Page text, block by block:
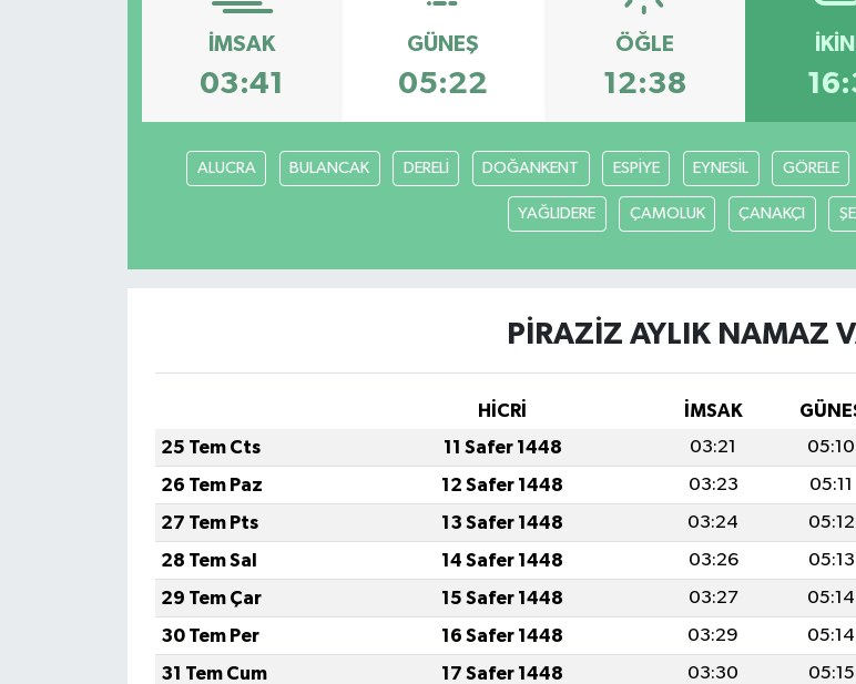
İMSAK
03:41
GÜNEŞ
05:22
ÖĞLE
12:38
ALUCRA BULANCAK DERELİ DOĞANKENT ESPİYE EYNESİL GÖRELE
YAĞLIDERE ÇAMOLUK ÇANAKÇI
PİRAZİZ AYLIK NAMAZ
HİCRİ İMSAK
25 Tem Cts
11 Safer 1448 03:21 05:10
26 Tem Paz
12 Safer 1448 03:23 05:11
27 Tem Pts
13 Safer 1448 03:24 05:12
28 Tem Sal
14 Safer 1448 03:26 05:13
29 Tem Çar
15 Safer 1448 03:27 05:14
30 Tem Per
16 Safer 1448 03:29 05:14
31 Tem Cum
17 Safer 1448 03:30 05:15